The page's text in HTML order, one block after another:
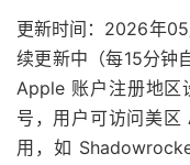
更新时间：2026年
续更新中（每15分钟
Apple 账户注册地区
号，用户可访问美
用，如